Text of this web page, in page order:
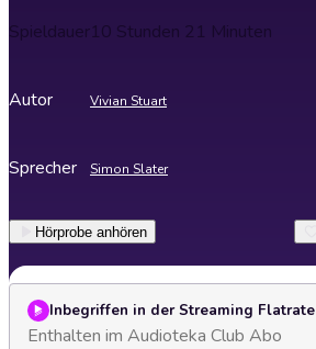
Spieldauer10 Stunden 21 Minuten
Autor Vivian Stuart
Sprecher Simon Slater
Hörprobe anhören
Inbegriffen in der Streaming Flatrate
Enthalten im Audioteka Club Abo